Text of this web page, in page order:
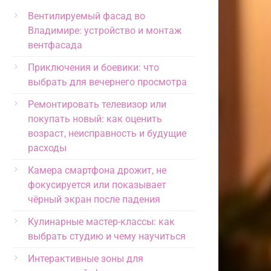
Вентилируемый фасад во
Владимире: устройство и монтаж
вентфасада
Приключения и боевики: что
выбрать для вечернего просмотра
Ремонтировать телевизор или
покупать новый: как оценить
возраст, неисправность и будущие
расходы
Камера смартфона дрожит, не
фокусируется или показывает
чёрный экран после падения
Кулинарные мастер-классы: как
выбрать студию и чему научиться
Интерактивные зоны для